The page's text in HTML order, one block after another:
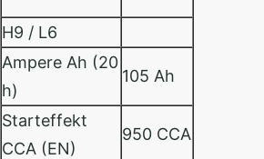
H9 / L6
Ampere Ah (20
h)
105 Ah
Starteffekt
CCA (EN)
950 CCA